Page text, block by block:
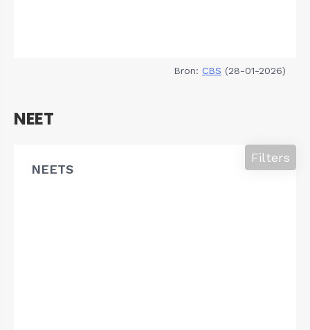
Bron: CBS (28-01-2026)
NEET
NEETS
Filters